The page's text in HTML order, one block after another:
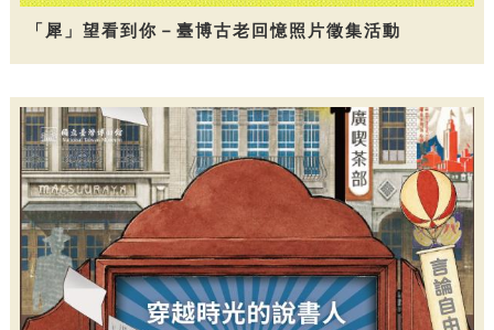
「犀」望看到你－臺博古老回憶照片徵集活動